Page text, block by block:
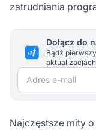
zatrudniania
Dołącz do
Bądź
Adres e-mail
Najczęstsze mity